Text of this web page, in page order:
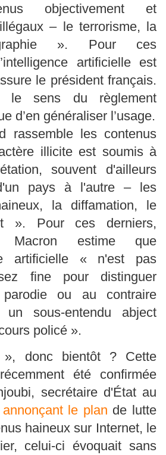
objectivement et
– le terrorisme, la
». Pour ces
artificielle est
le président français.
le sens du règlement
d’en généraliser l’usage.
rassemble les contenus
illicite est soumis à
souvent d'ailleurs
pays à l'autre – les
la diffamation, le
». Pour ces derniers,
Macron estime que
artificielle « n'est pas
fine pour distinguer
ou au contraire
un sous-entendu abject
policé ».
donc bientôt ? Cette
été confirmée
secrétaire d'État au
annonçant le plan de lutte
haineux sur Internet, le
celui-ci évoquait sans